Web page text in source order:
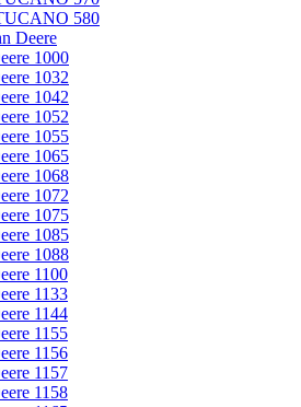
580
Deere
1000
1032
1042
1052
1055
1065
1068
1072
1075
1085
1088
1100
1133
1144
1155
1156
1157
1158